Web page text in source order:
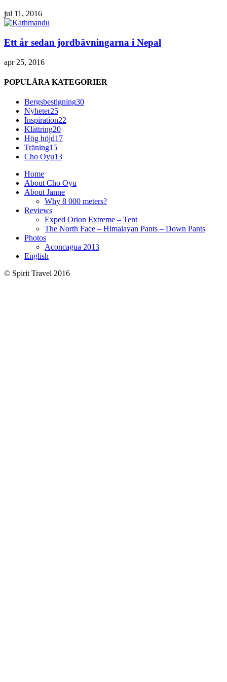
jul 11, 2016
Ett år sedan jordbävningarna i Nepal
apr 25, 2016
POPULÄRA KATEGORIER
Bergsbestigning30
Nyheter25
Inspiration22
Klättring20
Hög höjd17
Träning15
Cho Oyu13
Home
About Cho Oyu
About Janne
Why 8 000 meters?
Reviews
Exped Orion Extreme – Tent
The North Face – Himalayan Pants – Down Pants
Photos
Aconcagua 2013
English
© Spirit Travel 2016